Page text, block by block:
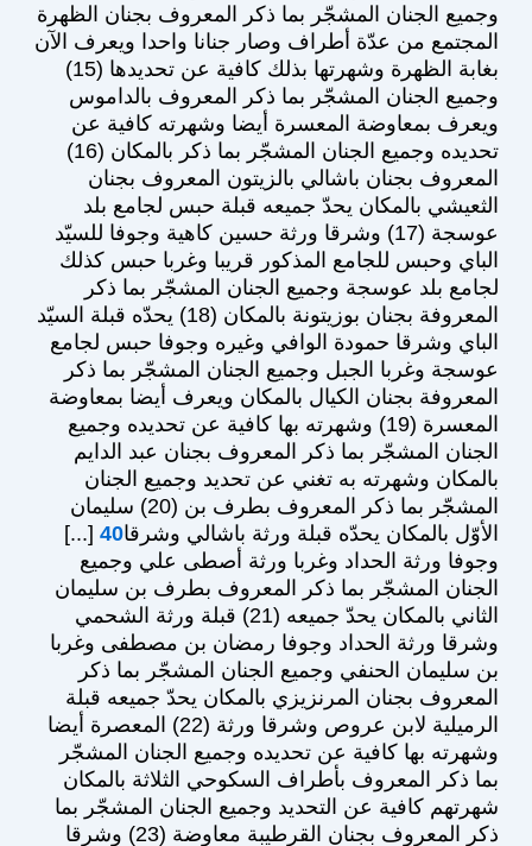
وجميع الجنان المشجّر بما ذكر المعروف بجنان الظهرة
المجتمع من عدّة أطراف وصار جنانا واحدا ويعرف الآن
بغابة الظهرة وشهرتها بذلك كافية عن تحديدها (15)
وجميع الجنان المشجّر بما ذكر المعروف بالداموس
ويعرف بمعاوضة المعسرة أيضا وشهرته كافية عن
تحديده وجميع الجنان المشجّر بما ذكر بالمكان (16)
المعروف بجنان باشالي بالزيتون المعروف بجنان
الثعيشي بالمكان يحدّ جميعه قبلة حبس لجامع بلد
عوسجة (17) وشرقا ورثة حسين كاهية وجوفا للسيّد
الباي وحبس للجامع المذكور قريبا وغربا حبس كذلك
لجامع بلد عوسجة وجميع الجنان المشجّر بما ذكر
المعروفة بجنان بوزيتونة بالمكان (18) يحدّه قبلة السيّد
الباي وشرقا حمودة الوافي وغيره وجوفا حبس لجامع
عوسجة وغربا الجبل وجميع الجنان المشجّر بما ذكر
المعروفة بجنان الكيال بالمكان ويعرف أيضا بمعاوضة
المعسرة (19) وشهرته بها كافية عن تحديده وجميع
الجنان المشجّر بما ذكر المعروف بجنان عبد الدايم
بالمكان وشهرته به تغني عن تحديد وجميع الجنان
المشجّر بما ذكر المعروف بطرف بن (20) سليمان
الأوّل بالمكان يحدّه قبلة ورثة باشالي وشرقا40
[...]
وجوفا ورثة الحداد وغربا ورثة أصطى علي وجميع
الجنان المشجّر بما ذكر المعروف بطرف بن سليمان
الثاني بالمكان يحدّ جميعه (21) قبلة ورثة الشحمي
وشرقا ورثة الحداد وجوفا رمضان بن مصطفى وغربا
بن سليمان الحنفي وجميع الجنان المشجّر بما ذكر
المعروف بجنان المرنزيزي بالمكان يحدّ جميعه قبلة
الرميلية لابن عروص وشرقا ورثة (22) المعصرة أيضا
وشهرته بها كافية عن تحديده وجميع الجنان المشجّر
بما ذكر المعروف بأطراف السكوحي الثلاثة بالمكان
شهرتهم كافية عن التحديد وجميع الجنان المشجّر بما
ذكر المعروف بجنان القرطيبة معاوضة (23) وشرقا